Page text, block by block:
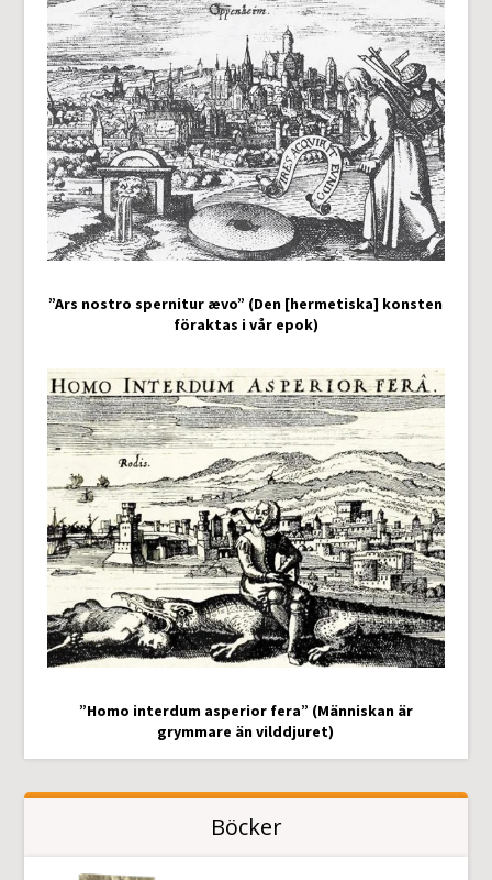
”Ars nostro spernitur ævo” (Den [hermetiska] konsten
föraktas i vår epok)
”Homo interdum asperior fera” (Människan är
grymmare än vilddjuret)
Böcker